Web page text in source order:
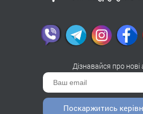
Дізнавайся про нові
Поскаржитись